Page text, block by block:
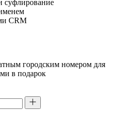
суфлирование
CRM
городским номером для
в подарок